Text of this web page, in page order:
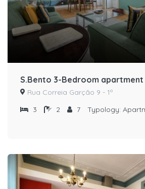
S.Bento 3-Bedroom apartment
Rua Correia Garção 9 - 1º
3
2 7 Typology: